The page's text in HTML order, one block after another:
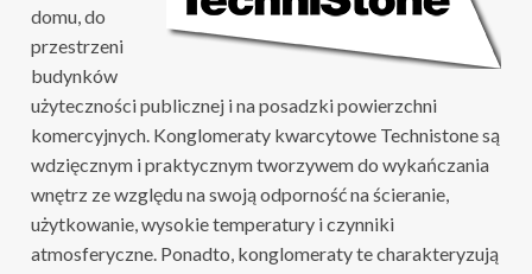
domu, do
przestrzeni
budynków
użyteczności publicznej i na posadzki powierzchni
komercyjnych. Konglomeraty kwarcytowe Technistone są
wdzięcznym i praktycznym tworzywem do wykańczania
wnętrz ze względu na swoją odporność na ścieranie,
użytkowanie, wysokie temperatury i czynniki
atmosferyczne. Ponadto, konglomeraty te charakteryzują